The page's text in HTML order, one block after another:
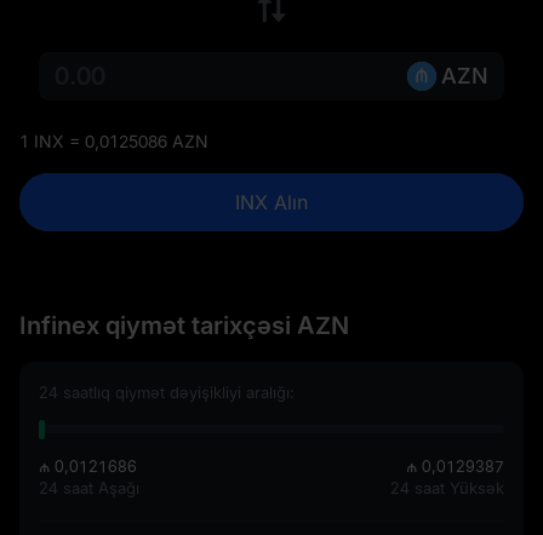
AZN
1 INX = 0,0125086 AZN
INX Alın
Infinex qiymət tarixçəsi AZN
24 saatlıq qiymət dəyişikliyi aralığı:
₼ 0,0121686
24 saat Aşağı
₼ 0,0129387
24 saat Yüksək